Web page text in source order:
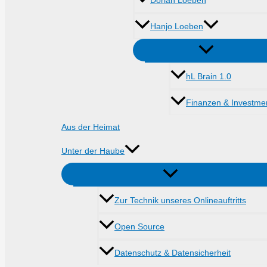
Hanjo Loeben
hL Brain 1.0
Finanzen &
Aus der Heimat
Unter der Haube
Zur Technik unseres Onlineauftritts
Open Source
Datenschutz & Datensicherheit